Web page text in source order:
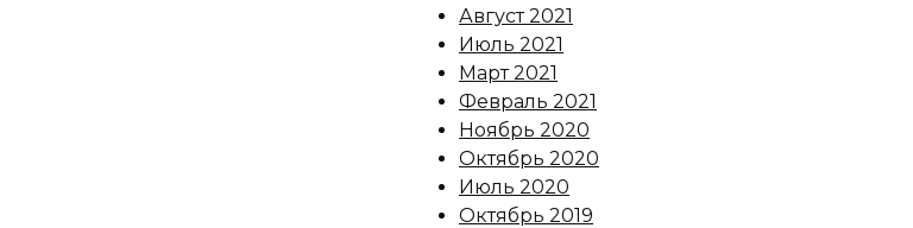
Август 2021
Июль 2021
Март 2021
Февраль 2021
Ноябрь 2020
Октябрь 2020
Июль 2020
Октябрь 2019